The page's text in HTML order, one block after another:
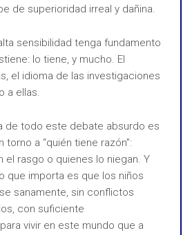
de superioridad irreal y dañina.
sensibilidad tenga fundamento
lo tiene, y mucho. El
el idioma de las investigaciones
a ellas.
de todo este debate absurdo es
a “quién tiene razón”:
el rasgo o quienes lo niegan. Y
que importa es que los niños
sanamente, sin conflictos
con suficiente
vivir en este mundo que a